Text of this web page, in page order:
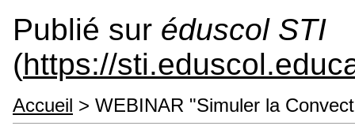
Publié sur éduscol STI
(https://
Accueil > WEBINAR "Simuler la